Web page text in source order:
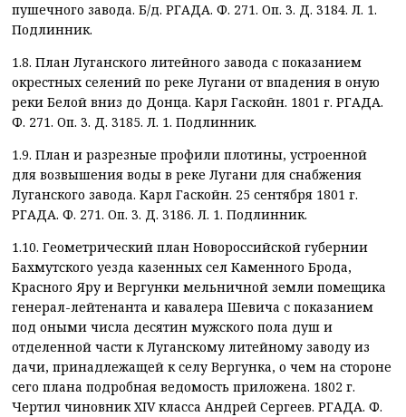
пушечного завода. Б/д. РГАДА. Ф. 271. Оп. 3. Д. 3184. Л. 1.
Подлинник.
1.8. План Луганского литейного завода с показанием
окрестных селений по реке Лугани от впадения в оную
реки Белой вниз до Донца. Карл Гаскойн. 1801 г. РГАДА.
Ф. 271. Оп. 3. Д. 3185. Л. 1. Подлинник.
1.9. План и разрезные профили плотины, устроенной
для возвышения воды в реке Лугани для снабжения
Луганского завода. Карл Гаскойн. 25 сентября 1801 г.
РГАДА. Ф. 271. Оп. 3. Д. 3186. Л. 1. Подлинник.
1.10. Геометрический план Новороссийской губернии
Бахмутского уезда казенных сел Каменного Брода,
Красного Яру и Вергунки мельничной земли помещика
генерал-лейтенанта и кавалера Шевича с показанием
под оными числа десятин мужского пола душ и
отделенной части к Луганскому литейному заводу из
дачи, принадлежащей к селу Вергунка, о чем на стороне
сего плана подробная ведомость приложена. 1802 г.
Чертил чиновник XIV класса Андрей Сергеев. РГАДА. Ф.